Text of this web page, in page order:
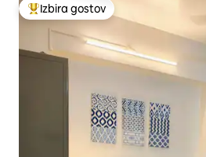
Najbolj priljubljena prenočišča z
Izbira gostov